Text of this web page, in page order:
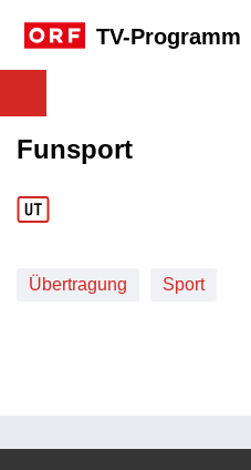
TV-Programm
Funsport
Übertragung Sport